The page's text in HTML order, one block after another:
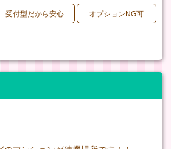
受付型だから安心 オプションNG可